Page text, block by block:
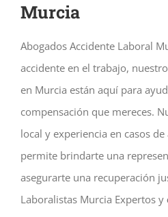
Murcia
Abogados Accidente Laboral
accidente en el trabajo,
en Murcia están aquí para
compensación que mereces.
local y experiencia en casos
permite brindarte una
asegurarte una recuperación
Laboralistas Murcia Expertos y